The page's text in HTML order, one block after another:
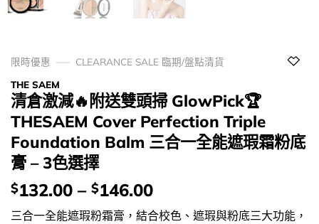
限時優惠
CLEARANCE SALE 臨期/盤點清貨
THE SAEM
清倉激減🔥附送雙頭掃 GlowPick🏆
THESAEM Cover Perfection Triple
Foundation Balm 三合一全能遮瑕霜粉底
膏 – 3色選擇
價
錢：
$132.00 – $146.00
三合一全能遮瑕粉霜膏，結合校色、遮瑕與粉底三大功能，